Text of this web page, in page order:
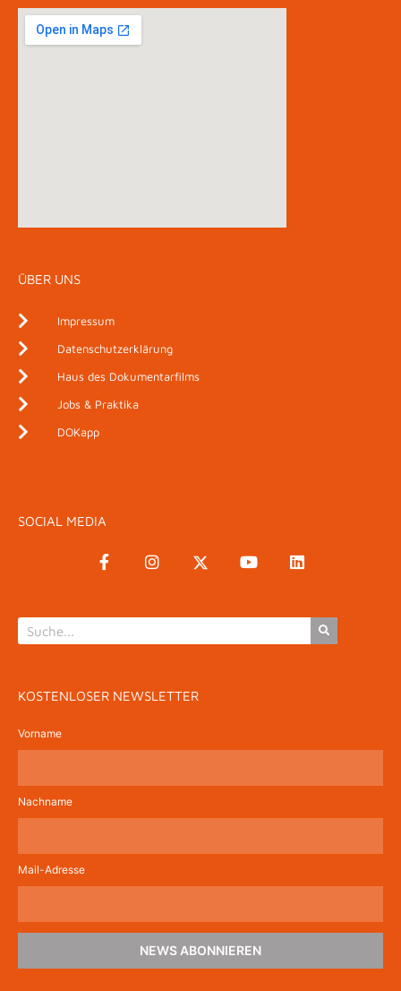
ÜBER UNS
Impressum
Datenschutzerklärung
Haus des Dokumentarfilms
Jobs & Praktika
DOKapp
SOCIAL MEDIA
KOSTENLOSER NEWSLETTER
Vorname
Nachname
Mail-Adresse
NEWS ABONNIEREN